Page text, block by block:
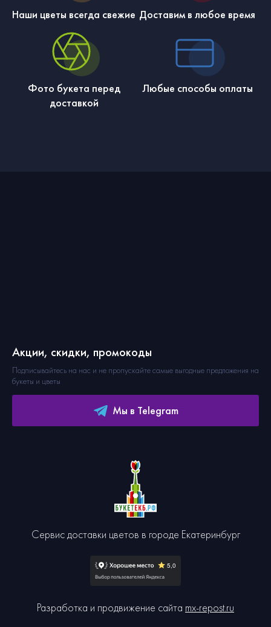
Наши цветы всегда свежие Доставим в любое время
Фото букета перед
доставкой
Любые способы оплаты
Сервис доставки цветов в городе Екатеринбург
Разработка и продвижение сайта mx-repost.ru
Акции, скидки, промокоды
Подписывайтесь на нас и не пропускайте самые выгодные предложения на
букеты и цветы
Мы в Telegram